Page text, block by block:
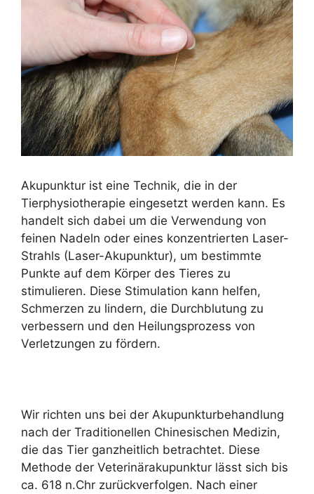
Akupunktur ist eine Technik, die in der
Tierphysiotherapie eingesetzt werden kann. Es
handelt sich dabei um die Verwendung von
feinen Nadeln oder eines konzentrierten Laser-
Strahls (Laser-Akupunktur), um bestimmte
Punkte auf dem Körper des Tieres zu
stimulieren. Diese Stimulation kann helfen,
Schmerzen zu lindern, die Durchblutung zu
verbessern und den Heilungsprozess von
Verletzungen zu fördern.
Wir richten uns bei der Akupunkturbehandlung
nach der Traditionellen Chinesischen Medizin,
die das Tier ganzheitlich betrachtet. Diese
Methode der Veterinärakupunktur lässt sich bis
ca. 618 n.Chr zurückverfolgen. Nach einer